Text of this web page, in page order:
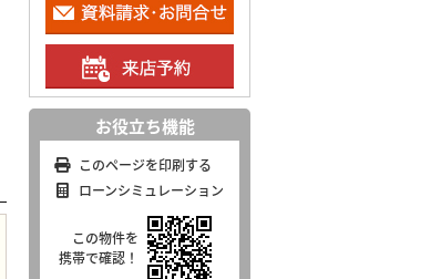
お役立ち機能
このページを印刷する
ローンシミュレーション
この物件を
携帯で確認！